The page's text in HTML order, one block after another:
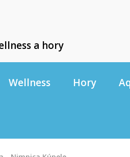
a hory
Wellness Hory